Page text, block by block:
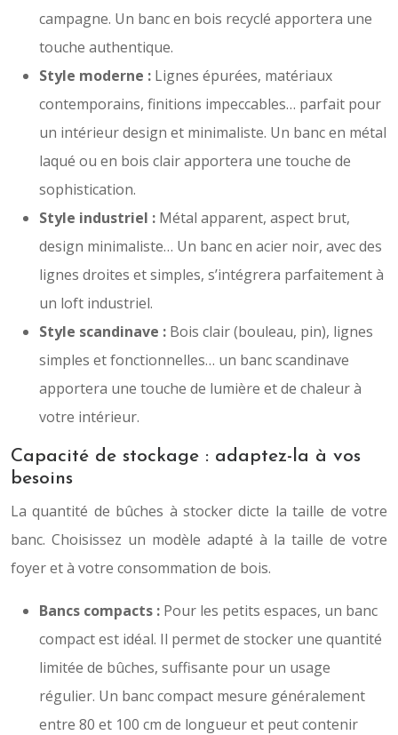
campagne. Un banc en bois recyclé apportera une
touche authentique.
Style moderne : Lignes épurées, matériaux
contemporains, finitions impeccables… parfait pour
un intérieur design et minimaliste. Un banc en métal
laqué ou en bois clair apportera une touche de
sophistication.
Style industriel : Métal apparent, aspect brut,
design minimaliste… Un banc en acier noir, avec des
lignes droites et simples, s’intégrera parfaitement à
un loft industriel.
Style scandinave : Bois clair (bouleau, pin), lignes
simples et fonctionnelles… un banc scandinave
apportera une touche de lumière et de chaleur à
votre intérieur.
Capacité de stockage : adaptez-la à vos
besoins
La quantité de bûches à stocker dicte la taille de votre
banc. Choisissez un modèle adapté à la taille de votre
foyer et à votre consommation de bois.
Bancs compacts : Pour les petits espaces, un banc
compact est idéal. Il permet de stocker une quantité
limitée de bûches, suffisante pour un usage
régulier. Un banc compact mesure généralement
entre 80 et 100 cm de longueur et peut contenir